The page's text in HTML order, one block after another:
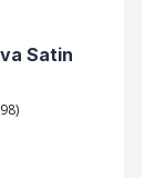
Satin